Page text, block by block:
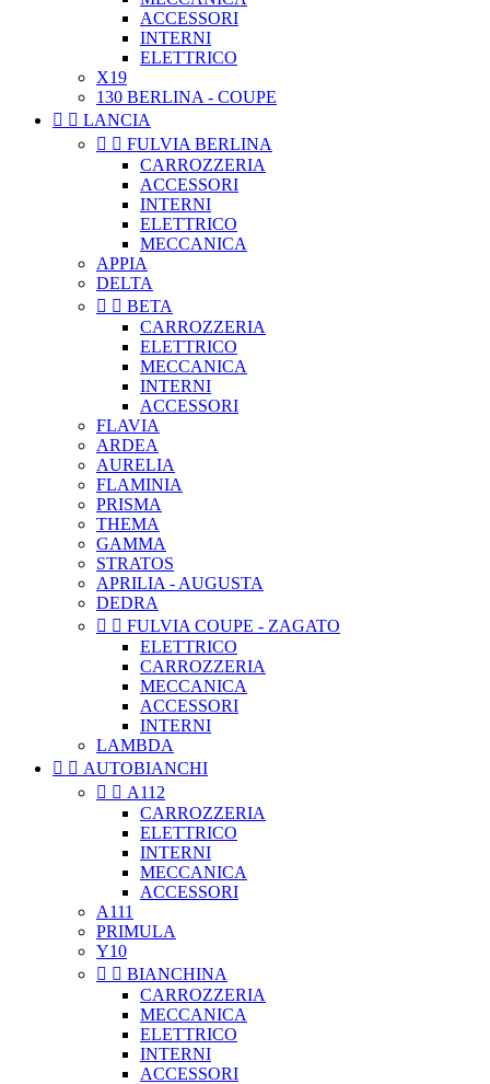
ACCESSORI
INTERNI
ELETTRICO
X19
130 BERLINA - COUPE
  LANCIA
  FULVIA BERLINA
CARROZZERIA
ACCESSORI
INTERNI
ELETTRICO
MECCANICA
APPIA
DELTA
  BETA
CARROZZERIA
ELETTRICO
MECCANICA
INTERNI
ACCESSORI
FLAVIA
ARDEA
AURELIA
FLAMINIA
PRISMA
THEMA
GAMMA
STRATOS
APRILIA - AUGUSTA
DEDRA
  FULVIA COUPE - ZAGATO
ELETTRICO
CARROZZERIA
MECCANICA
ACCESSORI
INTERNI
LAMBDA
  AUTOBIANCHI
  A112
CARROZZERIA
ELETTRICO
INTERNI
MECCANICA
ACCESSORI
A111
PRIMULA
Y10
  BIANCHINA
CARROZZERIA
MECCANICA
ELETTRICO
INTERNI
ACCESSORI